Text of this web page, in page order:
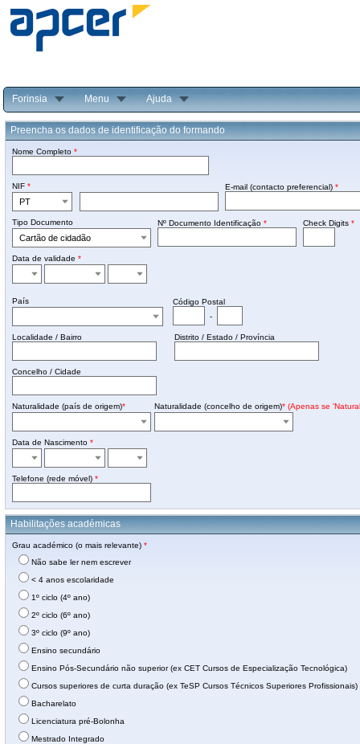
Forinsia Menu Ajuda
Preencha os dados de identificação do formando
Nome Completo *
NIF * E-mail (contacto preferencial) *
Tipo Documento Nº Documento Identificação * Check Digits *
Data de validade *
País
Código Postal
-
Localidade / Bairro Distrito / Estado / Província
Concelho / Cidade
Naturalidade (país de origem)* Naturalidade (concelho de origem)* (Apenas se
Data de Nascimento *
Telefone (rede móvel) *
Habilitações académicas
Grau académico (o mais relevante) *
Não sabe ler nem escrever
< 4 anos escolaridade
1º ciclo (4º ano)
2º ciclo (6º ano)
3º ciclo (9º ano)
Ensino secundário
Ensino Pós-Secundário não superior (ex CET Cursos de Especialização Tecnológica)
Cursos superiores de curta duração (ex TeSP Cursos Técnicos Superiores Profissionais)
Bacharelato
Licenciatura pré-Bolonha
Mestrado Integrado